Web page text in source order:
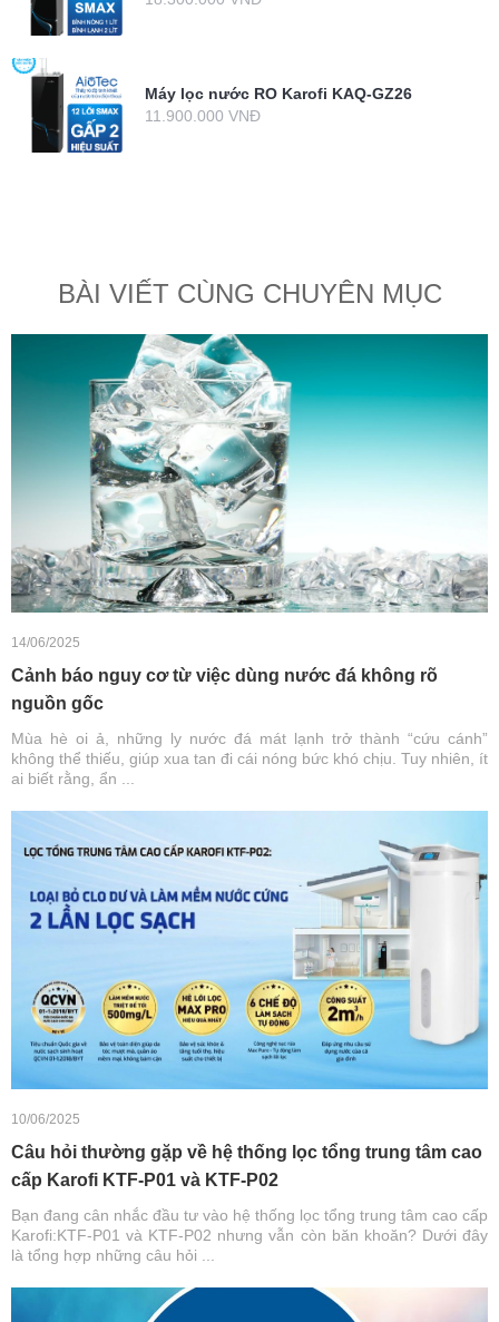
Máy lọc nước RO Karofi KAQ-GZ26
11.900.000 VNĐ
BÀI VIẾT CÙNG CHUYÊN MỤC
14/06/2025
Cảnh báo nguy cơ từ việc dùng nước đá không rõ
nguồn gốc
Mùa hè oi ả, những ly nước đá mát lạnh trở thành “cứu cánh”
không thể thiếu, giúp xua tan đi cái nóng bức khó chịu. Tuy nhiên, ít
ai biết rằng, ẩn ...
10/06/2025
Câu hỏi thường gặp về hệ thống lọc tổng trung tâm cao
cấp Karofi KTF-P01 và KTF-P02
Bạn đang cân nhắc đầu tư vào hệ thống lọc tổng trung tâm cao cấp
Karofi:KTF-P01 và KTF-P02 nhưng vẫn còn băn khoăn? Dưới đây
là tổng hợp những câu hỏi ...